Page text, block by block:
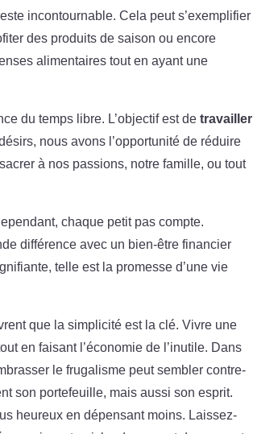
incontournable. Cela peut s’exemplifier
des produits de saison ou encore
alimentaires tout en ayant une
du temps libre. L’objectif est detravailler
nous avons l’opportunité de réduire
à nos passions, notre famille, ou tout
chaque petit pas compte.
différence avec un bien-être financier
telle est la promesse d’une vie
que la simplicité est la clé. Vivre une
en faisant l’économie de l’inutile. Dans
le frugalisme peut sembler contre-
son portefeuille, mais aussi son esprit.
heureux en dépensant moins. Laissez-